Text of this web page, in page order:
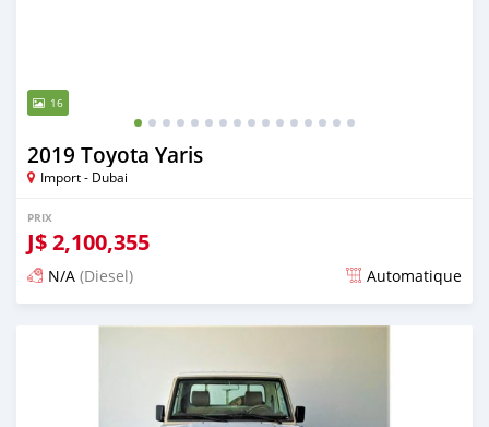
16
2019 Toyota Yaris
Import - Dubai
PRIX
J$2,100,355
N/A (Diesel) Automatique
Publié il y a presque 6 ans